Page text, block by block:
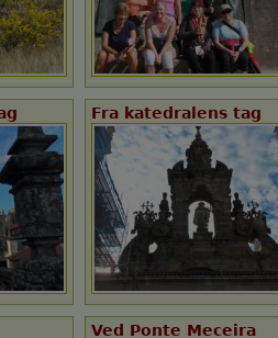
Fra katedralens tag
Ved Ponte Meceira